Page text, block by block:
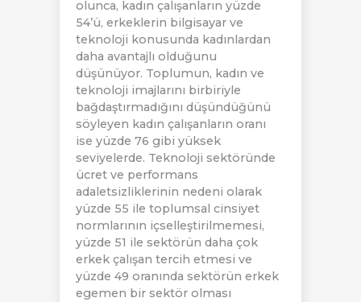
olunca, kadın çalışanların yüzde
54’ü, erkeklerin bilgisayar ve
teknoloji konusunda kadınlardan
daha avantajlı olduğunu
düşünüyor. Toplumun, kadın ve
teknoloji imajlarını birbiriyle
bağdaştırmadığını düşündüğünü
söyleyen kadın çalışanların oranı
ise yüzde 76 gibi yüksek
seviyelerde. Teknoloji sektöründe
ücret ve performans
adaletsizliklerinin nedeni olarak
yüzde 55 ile toplumsal cinsiyet
normlarının içselleştirilmemesi,
yüzde 51 ile sektörün daha çok
erkek çalışan tercih etmesi ve
yüzde 49 oranında sektörün erkek
egemen bir sektör olması